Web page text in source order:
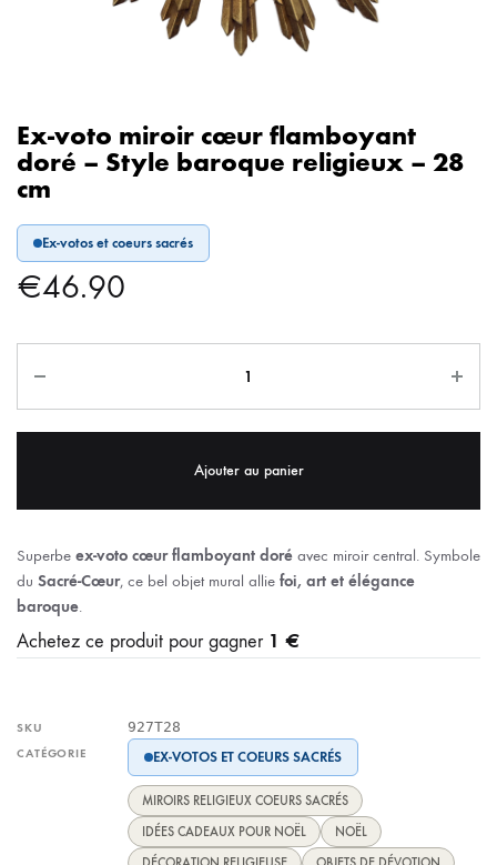
Ex-voto miroir cœur flamboyant
doré – Style baroque religieux – 28
cm
Ex-votos et coeurs sacrés
€46.90
Ajouter au panier
Superbe ex-voto cœur flamboyant doré avec miroir central. Symbole
du Sacré-Cœur, ce bel objet mural allie foi, art et élégance
baroque.
Achetez ce produit pour gagner 1 €
SKU 927T28
CATÉGORIE EX-VOTOS ET COEURS SACRÉS
MIROIRS RELIGIEUX COEURS SACRÉS
IDÉES CADEAUX POUR NOËL
NOËL